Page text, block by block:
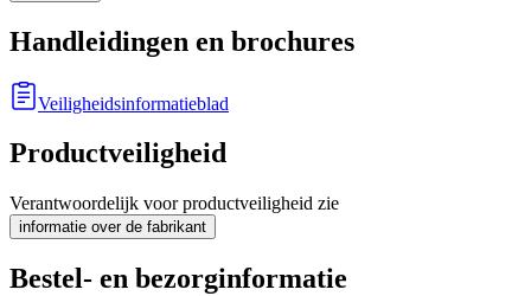
Handleidingen en brochures
Veiligheidsinformatieblad
Productveiligheid
Verantwoordelijk voor productveiligheid zie
informatie over de fabrikant
Bestel- en bezorginformatie